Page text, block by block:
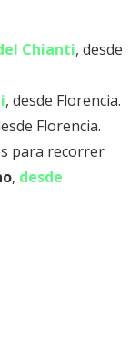
Chianti, desde
, desde Florencia.
Florencia.
para recorrer
, desde